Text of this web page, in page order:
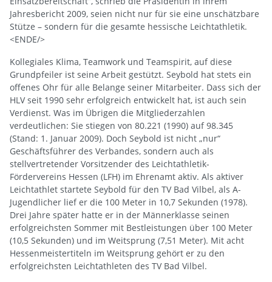
Jahresbericht 2009, seien nicht nur für sie eine unschätzbare
Stütze – sondern für die gesamte hessische Leichtathletik.
<ENDE/>
Kollegiales Klima, Teamwork und Teamspirit, auf diese
Grundpfeiler ist seine Arbeit gestützt. Seybold hat stets ein
offenes Ohr für alle Belange seiner Mitarbeiter. Dass sich der
HLV seit 1990 sehr erfolgreich entwickelt hat, ist auch sein
Verdienst. Was im Übrigen die Mitgliederzahlen
verdeutlichen: Sie stiegen von 80.221 (1990) auf 98.345
(Stand: 1. Januar 2009). Doch Seybold ist nicht „nur“
Geschäftsführer des Verbandes, sondern auch als
stellvertretender Vorsitzender des Leichtathletik-
Fördervereins Hessen (LFH) im Ehrenamt aktiv. Als aktiver
Leichtathlet startete Seybold für den TV Bad Vilbel, als A-
Jugendlicher lief er die 100 Meter in 10,7 Sekunden (1978).
Drei Jahre später hatte er in der Männerklasse seinen
erfolgreichsten Sommer mit Bestleistungen über 100 Meter
(10,5 Sekunden) und im Weitsprung (7,51 Meter). Mit acht
Hessenmeistertiteln im Weitsprung gehört er zu den
erfolgreichsten Leichtathleten des TV Bad Vilbel.